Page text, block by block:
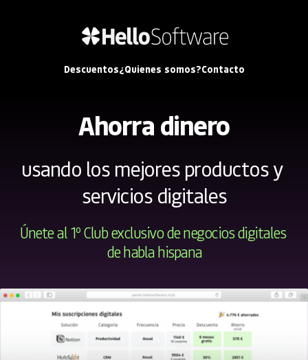
Descuentos¿Quienes somos?Contacto
Ahorra dinero
usando los mejores productos y
servicios digitales
Únete al 1º Club exclusivo de negocios digitales
de habla hispana